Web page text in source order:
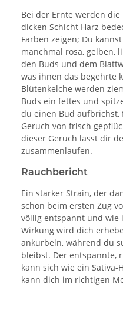
Bei der Ernte werden
dicken Schicht Harz
Farben zeigen; Du
manchmal rosa, gelben,
den Buds und dem
was ihnen das begehrte
Blütenkelche werden
Buds ein fettes und
du einen Bud
Geruch von frisch
dieser Geruch lässt dir
zusammenlaufen.
Rauchbericht
Ein starker Strain, der
schon beim ersten Zug
völlig entspannt und wie
Wirkung wird dich
ankurbeln, während du
bleibst. Der entspannte,
kann sich wie ein
kann dich im richtigen